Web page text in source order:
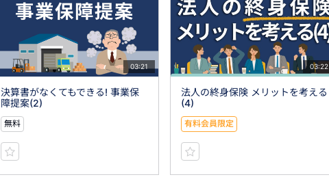
03:21
決算書がなくてもできる! 事業保
障提案(2)
無料
03:22
法人の終身保険 メリットを考える
(4)
有料会員限定